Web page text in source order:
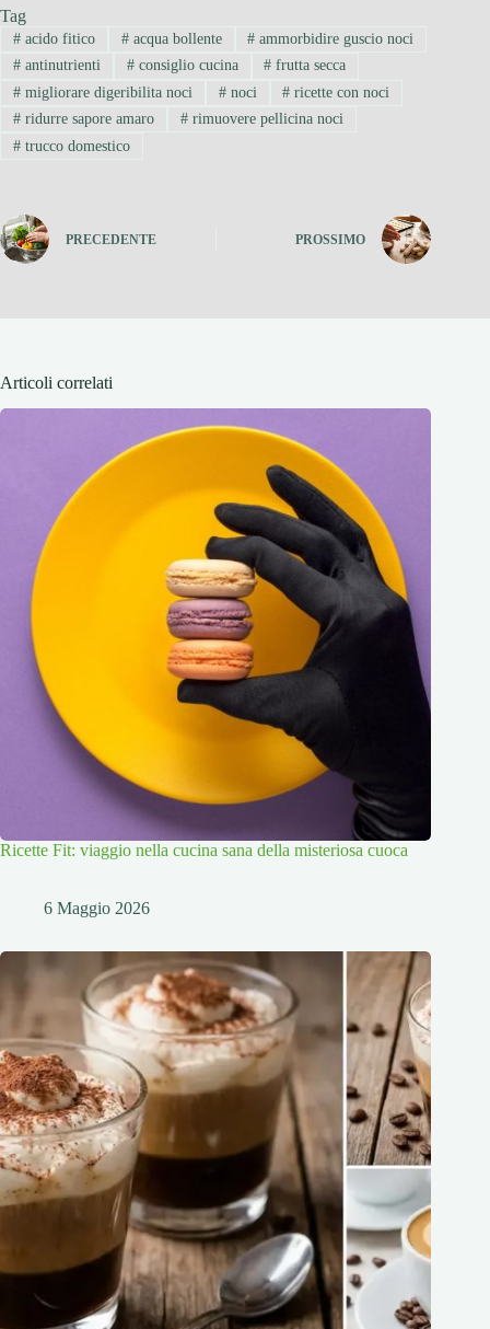
Tag
#acido fitico #acqua bollente # ammorbidire guscio noci
#antinutrienti #consiglio cucina # frutta secca
#migliorare digeribilita noci #noci # ricette con noci
#ridurre sapore amaro #rimuovere pellicina noci
#trucco domestico
PRECEDENTE PROSSIMO
Articoli correlati
Ricette Fit: viaggio nella cucina sana della misteriosa cuoca
6 Maggio 2026